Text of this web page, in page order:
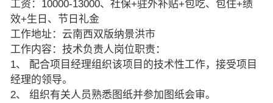
工资：10000-13000、社保+驻外补贴+包吃、包住+绩
效+生日、节日礼金
工作地址：云南西双版纳景洪市
工作内容：技术负责人岗位职责：
1、 配合项目经理组织该项目的技术性工作，接受项目
经理的领导。
2、 组织有关人员熟悉图纸并参加图纸会审。